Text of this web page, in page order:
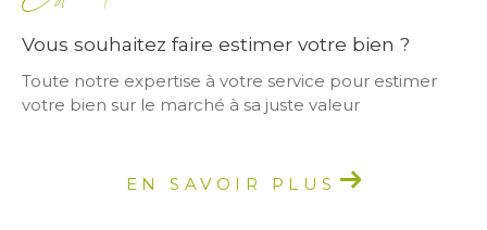
Vous souhaitez faire estimer votre bien ?
Toute notre expertise à votre service pour estimer
votre bien sur le marché à sa juste valeur
EN SAVOIR PLUS